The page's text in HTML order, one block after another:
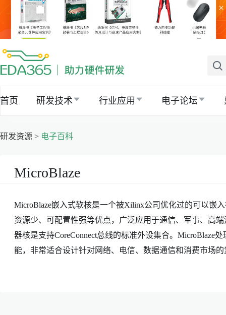
×
首页 研发技术 行业应用 电子论坛
研发资源 > 电子百科
MicroBlaze
MicroBlaze嵌入式软核是一个被Xilinx公司优化过的可以嵌
资源少、可配置性强等优点，广泛应用于通信、军事、高
器核是支持CoreConnect总线的标准外设集合。MicroBlaze
能，非常适合设计针对网络、电信、数据通信和消费市场